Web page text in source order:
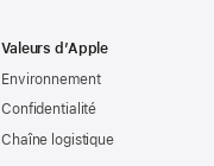
Valeurs d’Apple
Environnement
Confidentialité
Chaîne logistique